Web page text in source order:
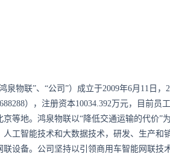
物联”、“公司”）成立于2009年6月11日，
），注册资本10034.392万元，目前员
等地。鸿泉物联以“降低交通运输的代价”
工智能技术和大数据技术，研发、生产和
设备。公司坚持以引领商用车智能网联技